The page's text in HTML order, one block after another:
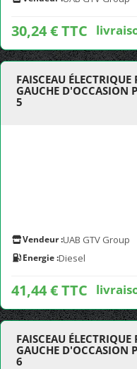
30,24 € TTC
FAISCEAU
GAUCHE D'OCCASION
5
Vendeur :UAB GTV Group
Energie :Diesel
41,44 € TTC
FAISCEAU
GAUCHE D'OCCASION
6